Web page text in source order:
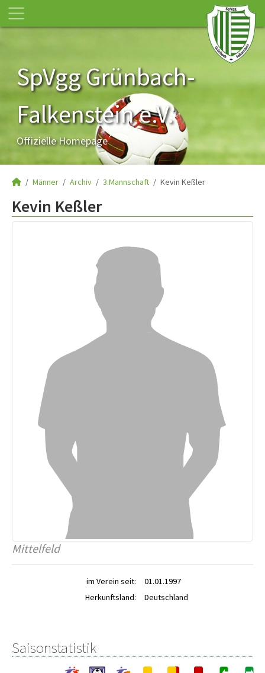
SpVgg Grünbach-
Falkenstein e.V.
Offizielle Homepage
Männer Archiv 3.Mannschaft Kevin Keßler
Kevin Keßler
Mittelfeld
im Verein seit:
01.01.1997
Herkunftsland:
Deutschland
Saisonstatistik